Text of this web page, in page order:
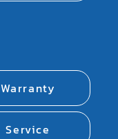
Warranty
Service